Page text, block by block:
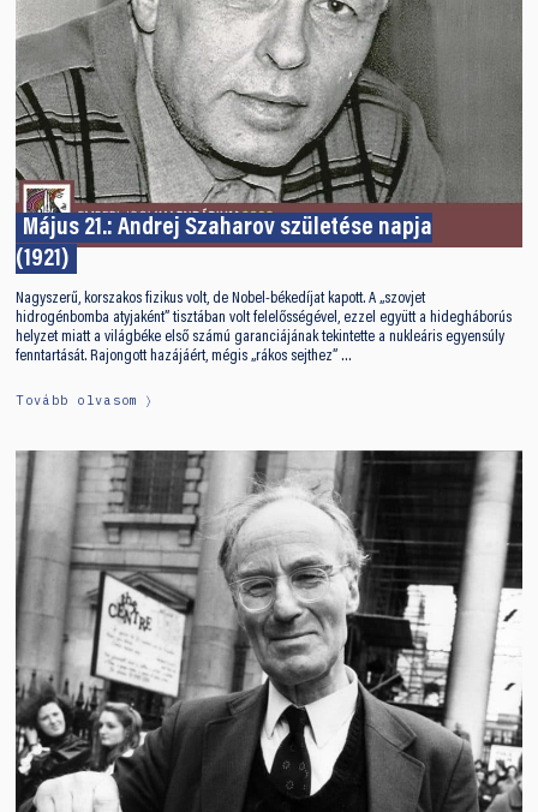
Május 21.: Andrej Szaharov születése napja
(1921)
Nagyszerű, korszakos fizikus volt, de Nobel-békedíjat kapott. A „szovjet
hidrogénbomba atyjaként” tisztában volt felelősségével, ezzel együtt a hidegháborús
helyzet miatt a világbéke első számú garanciájának tekintette a nukleáris egyensúly
fenntartását. Rajongott hazájáért, mégis „rákos sejthez” …
Tovább olvasom